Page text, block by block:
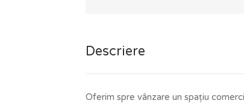
Descriere
Oferim spre vânzare un spațiu